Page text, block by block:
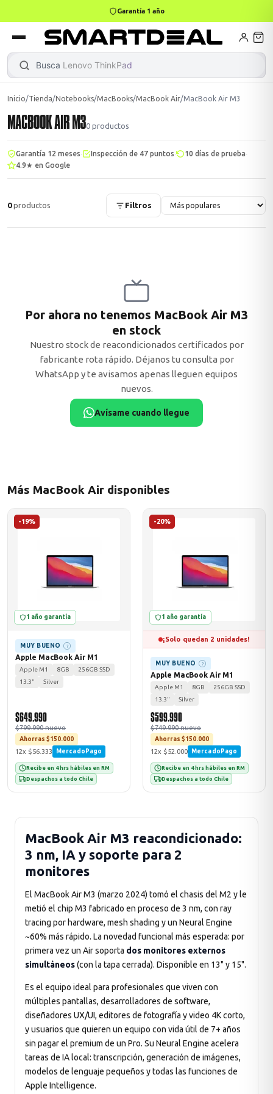
Garantía 1 año
Busca Lenovo ThinkPa|
Gamer
Air
Mini PC
Inicio/Tienda/Notebooks/MacBooks/MacBook Air/MacBook Air M3
MACBOOK AIR M30 productos
Garantía 12 meses Inspección de 47 puntos 10 días de prueba
4.9★ en Google
0productos Filtros
Por ahora no tenemos MacBook Air M3
en stock
Nuestro stock de reacondicionados certificados por
fabricante rota rápido. Déjanos tu consulta por
WhatsApp y te avisamos apenas lleguen equipos
nuevos.
Avísame cuando llegue
Más MacBook Air disponibles
-19%
1 año garantía
MUY BUENO ?
Apple MacBook Air M1
Apple M1 8GB
256GB SSD
13.3"
Silver
$649.990
$799.990 nuevo
Ahorras $150.000
12x $56.333 MercadoPago
Recibe en 4 hrs hábiles en RM
Despachos a todo Chile
-20%
1 año garantía
¡Solo quedan 2 unidades!
MUY BUENO ?
Apple MacBook Air M1
Apple M1 8GB
256GB SSD
13.3"
Silver
$599.990
$749.990 nuevo
Ahorras $150.000
12x $52.000 MercadoPago
Recibe en 4 hrs hábiles en RM
Despachos a todo Chile
MacBook Air M3 reacondicionado:
3 nm, IA y soporte para 2
monitores
El MacBook Air M3 (marzo 2024) tomó el chasis del M2 y le
metió el chip M3 fabricado en proceso de 3 nm, con ray
tracing por hardware, mesh shading y un Neural Engine
~60% más rápido. La novedad funcional más esperada: por
primera vez un Air soporta dos monitores externos
simultáneos(con la tapa cerrada). Disponible en 13" y 15".
Es el equipo ideal para profesionales que viven con
múltiples pantallas, desarrolladores de software,
diseñadores UX/UI, editores de fotografía y video 4K corto,
y usuarios que quieren un equipo con vida útil de 7+ años
sin pagar el premium de un Pro. Su Neural Engine acelera
tareas de IA local: transcripción, generación de imágenes,
modelos de lenguaje pequeños y todas las funciones de
Apple Intelligence.